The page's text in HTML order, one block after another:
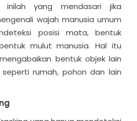
inilah yang mendasari jika
wajah manusia umum
posisi mata, bentuk
mulut manusia. Hal itu
bentuk objek lain
rumah, pohon dan lain